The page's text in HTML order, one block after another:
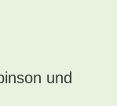
und